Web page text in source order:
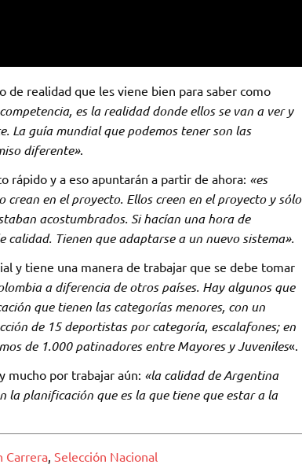
realidad que les viene bien para saber como
es la realidad donde ellos se van a ver y
La guía mundial que podemos tener son las
diferente».
rápido y a eso apuntarán a partir de ahora: «es
en el proyecto. Ellos creen en el proyecto y sólo
acostumbrados. Si hacían una hora de
Tienen que adaptarse a un nuevo sistema».
y tiene una manera de trabajar que se debe tomar
a diferencia de otros países. Hay algunos que
que tienen las categorías menores, con un
de 15 deportistas por categoría, escalafones; en
de 1.000 patinadores entre Mayores y Juveniles«.
mucho por trabajar aún: «la calidad de Argentina
planificación que es la que tiene que estar a la
Carrera, Selección Nacional